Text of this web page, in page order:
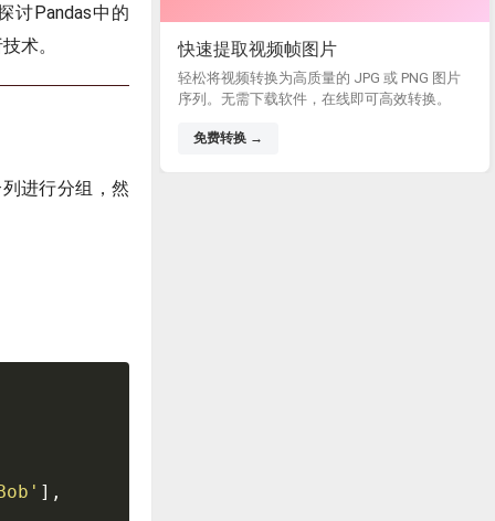
讨Pandas中的
术。
进行分组，然
] ,
快速提取视频帧图片
轻松将视频转换为高质量的 JPG 或 PNG 图片
序列。无需下载软件，在线即可高效转换。
免费转换 →